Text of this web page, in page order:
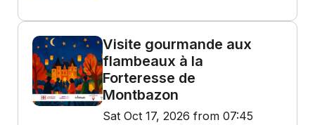
Visite gourmande aux
flambeaux à la
Forteresse de
Montbazon
Sat Oct 17, 2026 from 07:45